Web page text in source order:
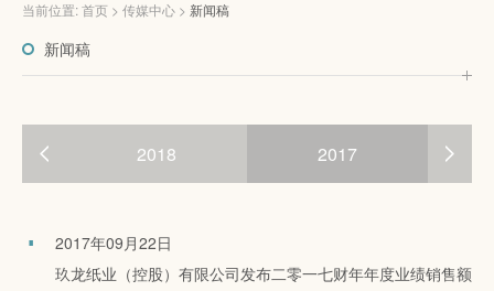
当前位置:首页 > 传媒中心 > 新闻稿
新闻稿
2018 2017
2017年09月22日
玖龙纸业（控股）有限公司发布二零一七财年年度业绩销售额